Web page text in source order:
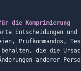
die Komprimierung